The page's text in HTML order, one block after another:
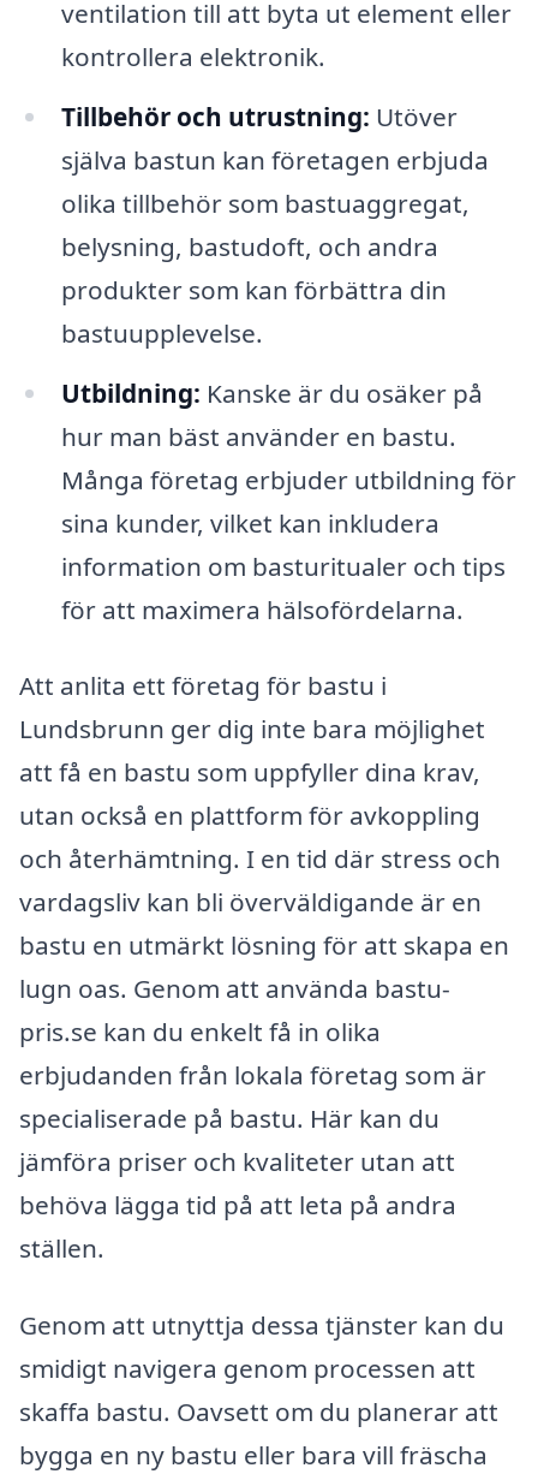
ventilation till att byta ut element eller
kontrollera elektronik.
Tillbehör och utrustning: Utöver
själva bastun kan företagen erbjuda
olika tillbehör som bastuaggregat,
belysning, bastudoft, och andra
produkter som kan förbättra din
bastuupplevelse.
Utbildning: Kanske är du osäker på
hur man bäst använder en bastu.
Många företag erbjuder utbildning för
sina kunder, vilket kan inkludera
information om basturitualer och tips
för att maximera hälsofördelarna.
Att anlita ett företag för bastu i
Lundsbrunn ger dig inte bara möjlighet
att få en bastu som uppfyller dina krav,
utan också en plattform för avkoppling
och återhämtning. I en tid där stress och
vardagsliv kan bli överväldigande är en
bastu en utmärkt lösning för att skapa en
lugn oas. Genom att använda bastu-
pris.se kan du enkelt få in olika
erbjudanden från lokala företag som är
specialiserade på bastu. Här kan du
jämföra priser och kvaliteter utan att
behöva lägga tid på att leta på andra
ställen.
Genom att utnyttja dessa tjänster kan du
smidigt navigera genom processen att
skaffa bastu. Oavsett om du planerar att
bygga en ny bastu eller bara vill fräscha